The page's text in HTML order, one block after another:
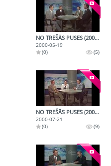
NO TREŠĀS PUSES (2000-05-19)
2000-05-19
(0)
(5)
NO TREŠĀS PUSES (2000-07-21)
2000-07-21
(0)
(9)